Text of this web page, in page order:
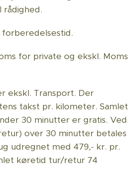
rådighed.
forberedelsestid.
for private og ekskl. Moms
ekskl. Transport. Der
takst pr. kilometer. Samlet
30 minutter er gratis. Ved
over 30 minutter betales
udregnet med 479,- kr. pr.
køretid tur/retur 74